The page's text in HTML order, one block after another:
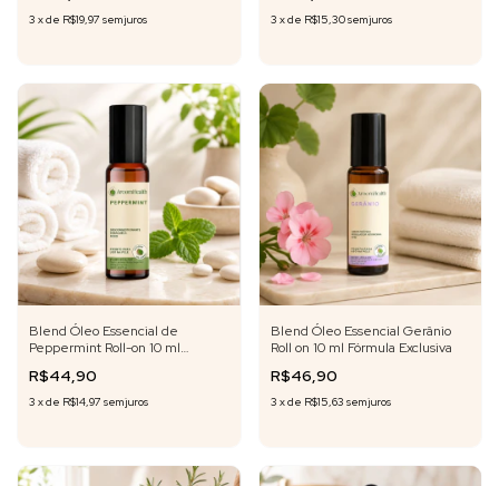
3 xde R$19,97 sem juros 3 xde R$15,30sem juros
Blend Óleo Essencial de
Peppermint Roll-on 10 ml
R$44,90
3 xde R$14,97 sem juros
Blend Óleo Essencial Gerânio
Roll on 10 ml Fórmula Exclusiva
R$46,90
3 xde R$15,63 sem juros